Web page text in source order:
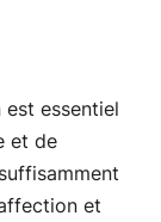
essentiel
et de
et